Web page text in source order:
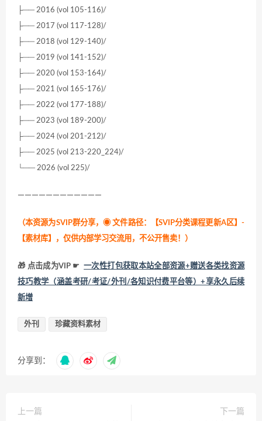
├── 2016 (vol 105-116)/
├── 2017 (vol 117-128)/
├── 2018 (vol 129-140)/
├── 2019 (vol 141-152)/
├── 2020 (vol 153-164)/
├── 2021 (vol 165-176)/
├── 2022 (vol 177-188)/
├── 2023 (vol 189-200)/
├── 2024 (vol 201-212)/
├── 2025 (vol 213-220_224)/
└── 2026 (vol 225)/
————————————
（本资源为SVIP群分享，◉ 文件路径：【SVIP分类课程更新A区】-
【素材库】，仅供内部学习交流用，不公开售卖！ ）
🎁 点击成为VIP ☛ 一次性打包获取本站全部资源+赠送各类找资源
技巧教学（涵盖考研/考证/外刊/各知识付费平台等）+享永久后续
新增
外刊 珍藏资料素材
分享到：
上一篇
下一篇